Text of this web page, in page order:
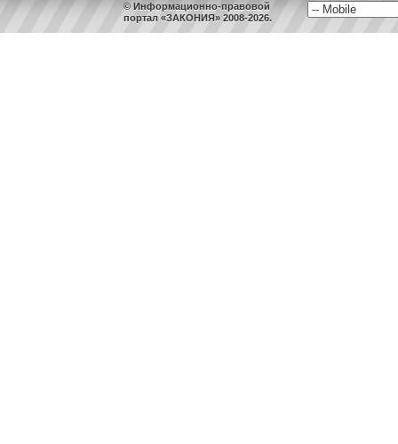
© Информационно-правовой
портал «ЗАКОНИЯ» 2008-2026.